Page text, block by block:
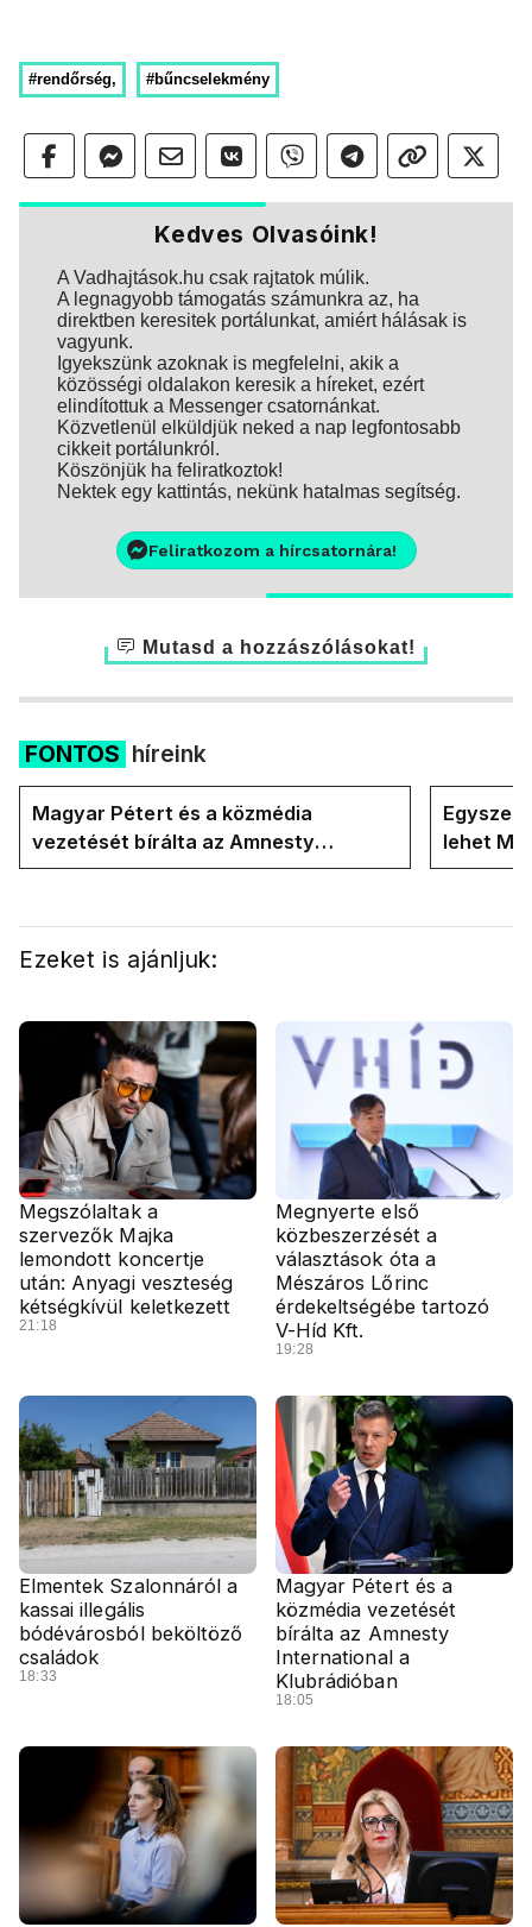
#rendőrség, #bűncselekmény
Kedves Olvasóink!
A Vadhajtások.hu csak rajtatok múlik.
A legnagyobb támogatás számunkra az, ha
direktben keresitek portálunkat, amiért hálásak is
vagyunk.
Igyekszünk azoknak is megfelelni, akik a
közösségi oldalakon keresik a híreket, ezért
elindítottuk a Messenger csatornánkat.
Közvetlenül elküldjük neked a nap legfontosabb
cikkeit portálunkról.
Köszönjük ha feliratkoztok!
Nektek egy kattintás, nekünk hatalmas segítség.
Feliratkozom a hírcsatornára!
Mutasd a hozzászólásokat!
FONTOS híreink
Magyar Pétert és a közmédia
vezetését bírálta az Amnesty
International a Klubrádióban
lehet
Ezeket is ajánljuk:
Megszólaltak a
szervezők Majka
lemondott koncertje
után: Anyagi veszteség
kétségkívül keletkezett
21:18
Megnyerte első
közbeszerzését a
választások óta a
Mészáros Lőrinc
érdekeltségébe tartozó
V-Híd Kft.
19:28
Elmentek Szalonnáról a
kassai illegális
bódévárosból beköltöző
családok
18:33
Magyar Pétert és a
közmédia vezetését
bírálta az Amnesty
International a
Klubrádióban
18:05